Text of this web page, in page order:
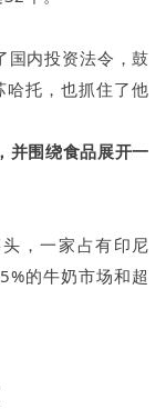
国内投资法令，鼓
托，也抓住了他
并围绕食品展开一
，一家占有印尼
的牛奶市场和超